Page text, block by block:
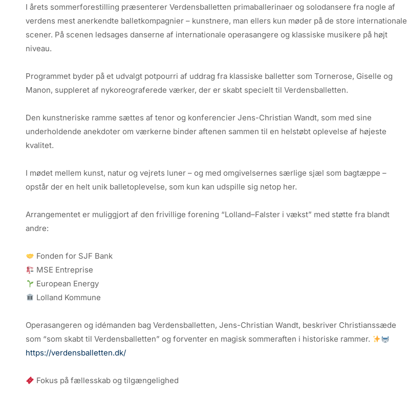
I årets sommerforestilling præsenterer Verdensballetten primaballerinaer og solodansere fra nogle af
verdens mest anerkendte balletkompagnier – kunstnere, man ellers kun møder på de store internationale
scener. På scenen ledsages danserne af internationale operasangere og klassiske musikere på højt
niveau.
Programmet byder på et udvalgt potpourri af uddrag fra klassiske balletter som Tornerose, Giselle og
Manon, suppleret af nykoreograferede værker, der er skabt specielt til Verdensballetten.
Den kunstneriske ramme sættes af tenor og konferencier Jens-Christian Wandt, som med sine
underholdende anekdoter om værkerne binder aftenen sammen til en helstøbt oplevelse af højeste
kvalitet.
I mødet mellem kunst, natur og vejrets luner – og med omgivelsernes særlige sjæl som bagtæppe –
opstår der en helt unik balletoplevelse, som kun kan udspille sig netop her.
Arrangementet er muliggjort af den frivillige forening “Lolland–Falster i vækst” med støtte fra blandt
andre:
Fonden for SJF Bank
MSE Entreprise
European Energy
Lolland Kommune
Operasangeren og idémanden bag Verdensballetten, Jens-Christian Wandt, beskriver Christianssæde
som “som skabt til Verdensballetten” og forventer en magisk sommeraften i historiske rammer.
https://verdensballetten.dk/
Fokus på fællesskab og tilgængelighed